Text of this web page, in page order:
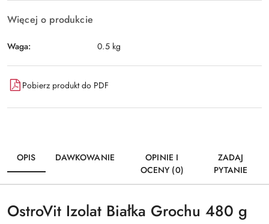
Więcej o produkcie
Waga: 0.5 kg
Pobierz produkt do PDF
OPIS DAWKOWANIE
OPINIE I
OCENY (0)
ZADAJ
PYTANIE
OstroVit Izolat Białka Grochu 480 g